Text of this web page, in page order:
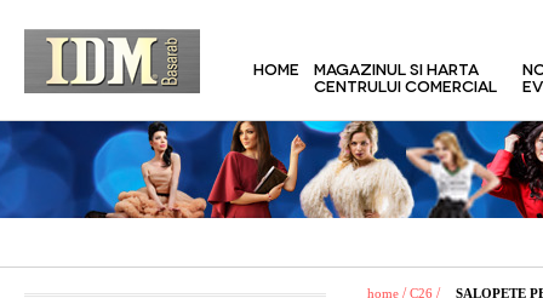
HOME
MAGAZINUL SI HARTA
CENTRULUI COMERCIAL
home / C26 / SALOPETE